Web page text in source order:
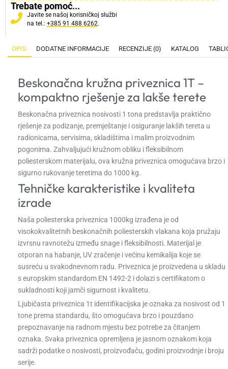
Trebate pomoć...
Javite se našoj korisničkoj službi
na tel.: +385 91 488 6262.
OPIS DODATNE INFORMACIJE RECENZIJE (0) KATALOG
Beskonačna kružna priveznica 1T –
kompaktno rješenje za lakše terete
Beskonačna priveznica nosivosti 1 tona predstavlja praktično
rješenje za podizanje, premještanje i osiguranje lakših tereta u
radionicama, servisima, skladištima i malim proizvodnim
pogonima. Zahvaljujući kružnom obliku i fleksibilnom
poliesterskom materijalu, ova kružna priveznica omogućava brzo i
sigurno rukovanje teretima do 1000 kg.
Tehničke karakteristike i kvaliteta
izrade
Naša poliesterska priveznica 1000kg izrađena je od
visokokvalitetnih beskonačnih poliesterskih vlakana koja pružaju
izvrsnu ravnotežu između snage i fleksibilnosti. Materijal je
otporan na habanje, UV zračenje i većinu kemikalija koje se
susreću u svakodnevnom radu. Priveznica je proizvedena u skladu
s europskim standardom EN 1492-2 i dolazi s certifikatom o
sukladnosti koji jamči sigurnost i kvalitetu.
Ljubičasta priveznica 1t identifikacijska je oznaka za nosivost od 1
tone prema standardu, što omogućava brzo i pouzdano
prepoznavanje na radnom mjestu bez potrebe za čitanjem
oznaka. Svaka priveznica opremljena je jasnom oznakom koja
sadrži podatke o nosivosti, proizvođaču, godini proizvodnje i broju
serije.